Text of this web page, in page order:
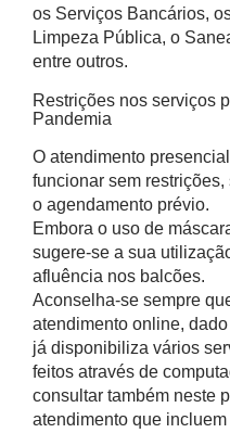
os Serviços Bancários,
Limpeza Pública, o
entre outros.
Restrições nos serviços
Pandemia
O atendimento
funcionar sem
o agendamento prévio.
Embora o uso de
sugere-se a sua
afluência nos balcões.
Aconselha-se sempre
atendimento online,
já disponibiliza vários
feitos através de
consultar também neste
atendimento que